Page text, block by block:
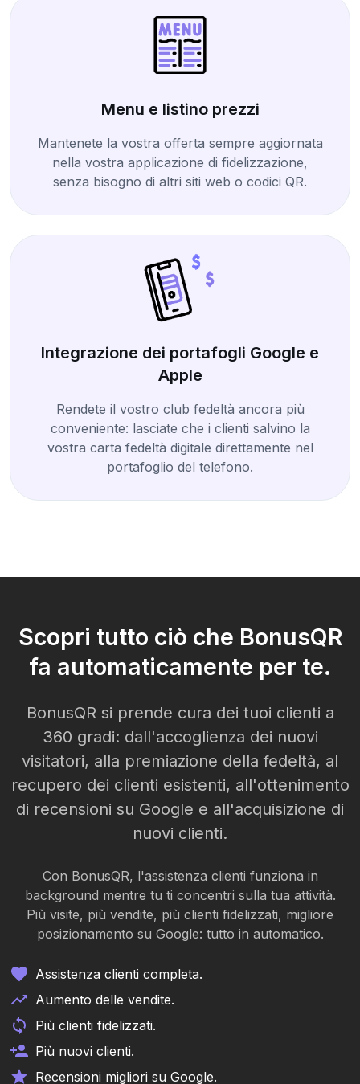
Menu e listino prezzi
Mantenete la vostra offerta sempre aggiornata
nella vostra applicazione di fidelizzazione,
senza bisogno di altri siti web o codici QR.
Integrazione dei portafogli Google e
Apple
Rendete il vostro club fedeltà ancora più
conveniente: lasciate che i clienti salvino la
vostra carta fedeltà digitale direttamente nel
portafoglio del telefono.
Scopri tutto ciò che BonusQR
fa automaticamente per te.
BonusQR si prende cura dei tuoi clienti a
360 gradi: dall'accoglienza dei nuovi
visitatori, alla premiazione della fedeltà, al
recupero dei clienti esistenti, all'ottenimento
di recensioni su Google e all'acquisizione di
nuovi clienti.
Con BonusQR, l'assistenza clienti funziona in
background mentre tu ti concentri sulla tua attività.
Più visite, più vendite, più clienti fidelizzati, migliore
posizionamento su Google: tutto in automatico.
Assistenza clienti completa.
Aumento delle vendite.
Più clienti fidelizzati.
Più nuovi clienti.
Recensioni migliori su Google.